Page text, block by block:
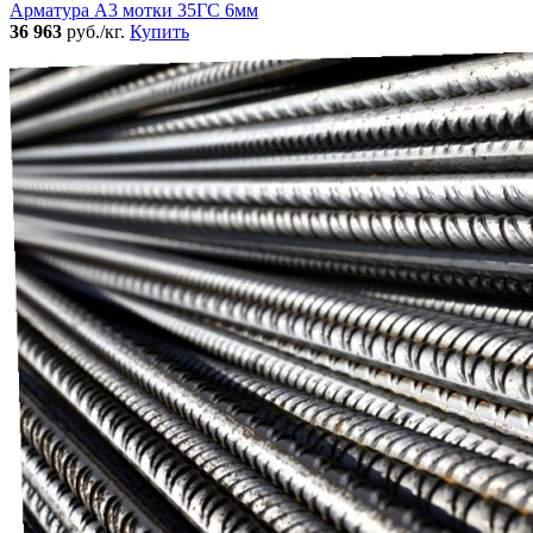
Арматура А3 мотки 35ГС 6мм
36 963 руб./кг. Купить